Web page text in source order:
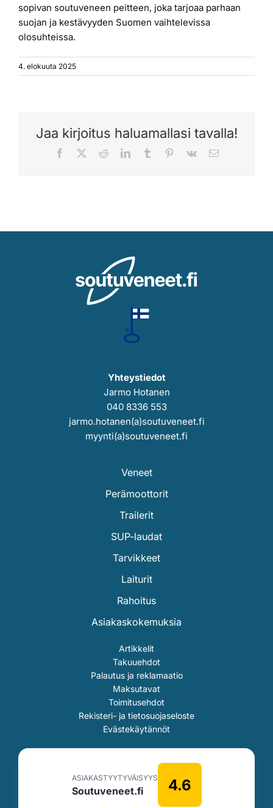
sopivan soutuveneen peitteen, joka tarjoaa parhaan
suojan ja kestävyyden Suomen vaihtelevissa
olosuhteissa.
4. elokuuta 2025
Jaa kirjoitus haluamallasi tavalla!
Facebook RedditLinkedInTumblr Pinterest
Vk Sähköposti
Yhteystiedot
Jarmo Hotanen
040 8336 553
jarmo.hotanen(a)soutuveneet.fi
myynti(a)soutuveneet.fi
Veneet
Perämoottorit
Trailerit
SUP-laudat
Tarvikkeet
Laiturit
Rahoitus
Asiakaskokemuksia
Artikkelit
Takuuehdot
Palautus ja reklamaatio
Maksutavat
Toimitusehdot
Rekisteri- ja tietosuojaseloste
Evästekäytännöt
ASIAKASTYYTYVÄISYYS
Soutuveneet.fi 4.6